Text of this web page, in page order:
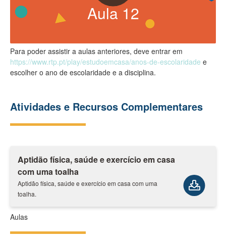
Aula12
Para poder assistir a aulas anteriores, deve entrar em
https://www.rtp.pt/play/estudoemcasa/anos-de-escolaridade e
escolher o ano de escolaridade e a disciplina.
Atividades e Recursos Complementares
Aptidão física, saúde e exercício em casa
com uma toalha
Aptidão física, saúde e exercício em casa com uma
toalha.
Aulas